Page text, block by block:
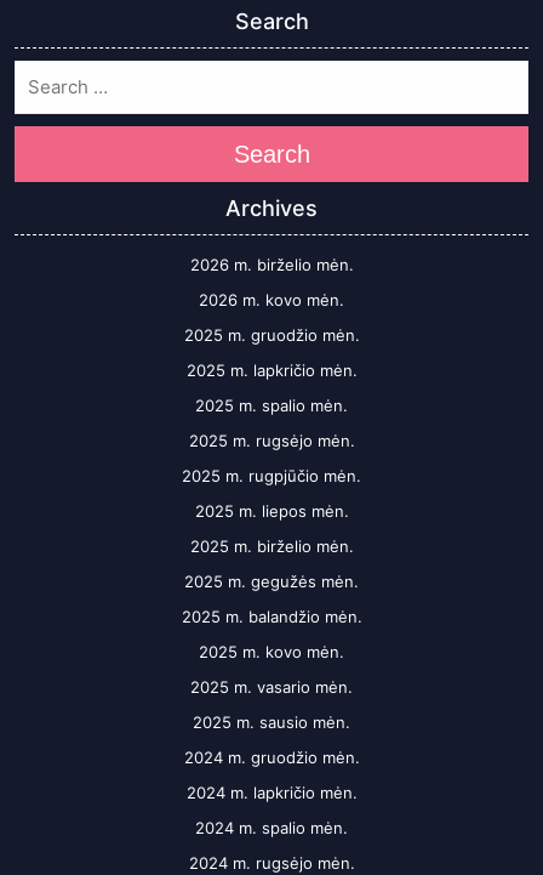
Search
Search
Archives
2026 m. birželio mėn.
2026 m. kovo mėn.
2025 m. gruodžio mėn.
2025 m. lapkričio mėn.
2025 m. spalio mėn.
2025 m. rugsėjo mėn.
2025 m. rugpjūčio mėn.
2025 m. liepos mėn.
2025 m. birželio mėn.
2025 m. gegužės mėn.
2025 m. balandžio mėn.
2025 m. kovo mėn.
2025 m. vasario mėn.
2025 m. sausio mėn.
2024 m. gruodžio mėn.
2024 m. lapkričio mėn.
2024 m. spalio mėn.
2024 m. rugsėjo mėn.